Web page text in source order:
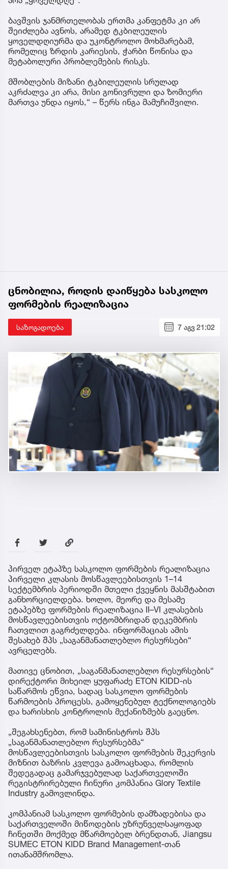
ბავშვის ჯანმრთელობას ერთმა კანფეტმა კი არ
შეიძლება ავნოს, არამედ ტკბილეულის
ყოველდღიურმა და უკონტროლო მოხმარებამ,
რომელიც ზრდის კარიესის, ჭარბი წონისა და
მეტაბოლური პრობლემების რისკს.
მშობლების მიზანი ტკბილეულის სრულად
აკრძალვა კი არა, მისი გონივრული და ზომიერი
მართვა უნდა იყოს,“ – წერს ინგა მამუჩიშვილი.
ცნობილია, როდის დაიწყება სასკოლო
ფორმების რეალიზაცია
საზოგადოება 7 აგვ 21:02
პირველ ეტაპზე სასკოლო ფორმების რეალიზაცია
პირველი კლასის მოსწავლეებისთვის 1–14
სექტემბრის პერიოდში მთელი ქვეყნის მასშტაბით
განხორციელდება. ხოლო, მეორე და მესამე
ეტაპებზე ფორმების რეალიზაცია II–VI კლასების
მოსწავლეებისთვის ოქტომბრიდან დეკემბრის
ჩათვლით გაგრძელდება. ინფორმაციას ამის
შესახებ შპს „საგანმანათლებლო რესურსები“
ავრცელებს.
მათივე ცნობით, „საგანმანათლებლო რესურსების“
დირექტორი მიხეილ ყუფარაძე ETON KIDD-ის
საწარმოს ეწვია, სადაც სასკოლო ფორმების
წარმოების პროცესს, გამოყენებულ ტექნოლოგიებს
და ხარისხის კონტროლის მექანიზმებს გაეცნო.
„შეგახსენებთ, რომ სამინისტროს შპს
„საგანმანათლებლო რესურსებმა“
მოსწავლეებისთვის სასკოლო ფორმების შეკერვის
მიზნით ბაზრის კვლევა გამოაცხადა, რომლის
შედეგადაც გამარჯვებულად საქართველოში
რეგისტრირებული ჩინური კომპანია Glory Textile
Industry გამოვლინდა.
კომპანიამ სასკოლო ფორმების დამზადებისა და
საქართველოში მიწოდების უზრუნველსაყოფად
ჩინეთში მოქმედ მწარმოებელ ბრენდთან, Jiangsu
SUMEC ETON KIDD Brand Management-თან
ითანამშრომლა.